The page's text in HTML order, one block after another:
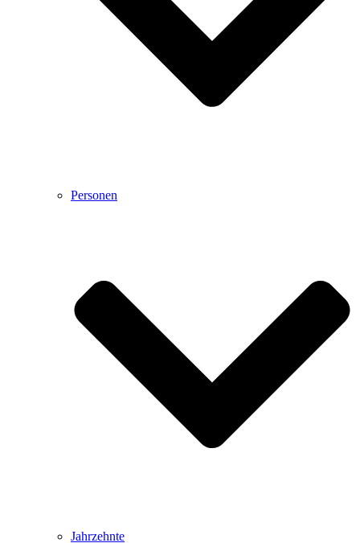
Personen
Jahrzehnte